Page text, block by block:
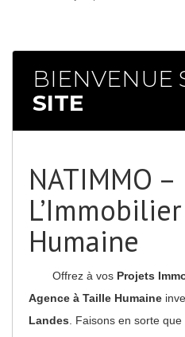
BIENVENUE
SITE
NATIMMO –
Humaine
Offrez à vos Projets
Agence à Taille Humaine
Landes . Faisons en sorte